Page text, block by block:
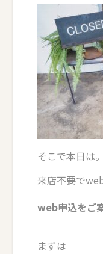
そこで本日は
来店不要で
web申込をご
まずは